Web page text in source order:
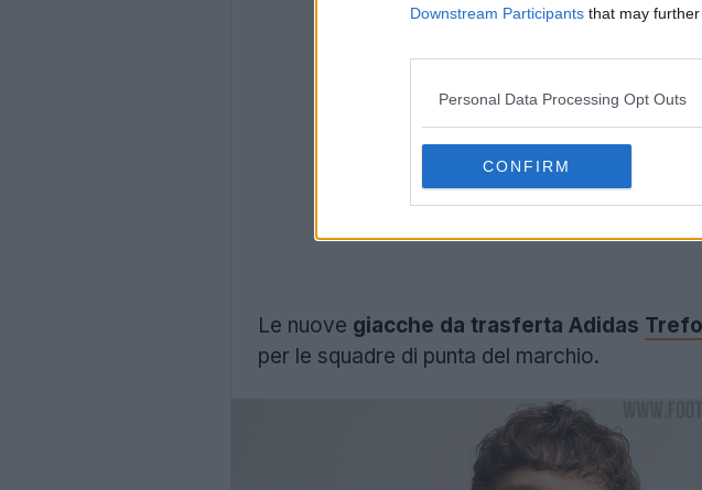
Downstream Participants that may
Personal Data Processing Opt Outs
CONFIRM
Le nuove giacche da trasferta Adidas
per le squadre di punta del marchio.